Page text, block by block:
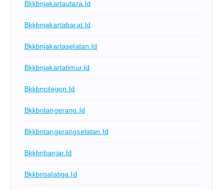
Bkkbnjakartautara.id
Bkkbnjakartabarat.id
Bkkbnjakartaselatan.id
Bkkbnjakartatimur.id
Bkkbncilegon.id
Bkkbntangerang.id
Bkkbntangerangselatan.id
Bkkbnbanjar.id
Bkkbnsalatiga.id